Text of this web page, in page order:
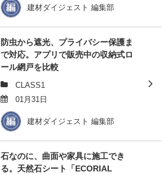
建材ダイジェスト 編集部
防虫から遮光、プライバシー保護ま
で対応。アプリで販売中の収納式ロ
ール網戸を比較
CLASS1
01月31日
建材ダイジェスト 編集部
石なのに、曲面や家具に施工でき
る。天然石シート「ECORIAL